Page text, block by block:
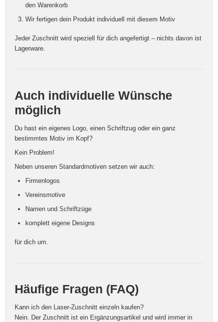
den Warenkorb
Wir fertigen dein Produkt individuell mit diesem Motiv
Jeder Zuschnitt wird speziell für dich angefertigt – nichts davon ist
Lagerware.
Auch individuelle Wünsche
möglich
Du hast ein eigenes Logo, einen Schriftzug oder ein ganz
bestimmtes Motiv im Kopf?
Kein Problem!
Neben unseren Standardmotiven setzen wir auch:
Firmenlogos
Vereinsmotive
Namen und Schriftzüge
komplett eigene Designs
für dich um.
Häufige Fragen (FAQ)
Kann ich den Laser-Zuschnitt einzeln kaufen?
Nein. Der Zuschnitt ist ein Ergänzungsartikel und wird immer in